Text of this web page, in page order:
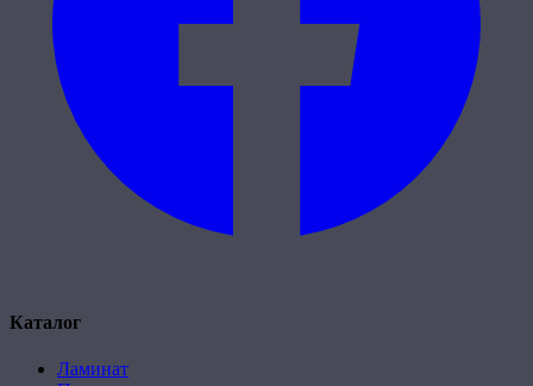
Каталог
Ламинат